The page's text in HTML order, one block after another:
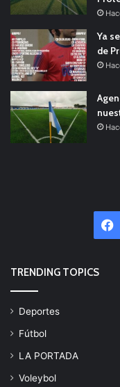
Ya
de
TRENDING TOPICS
Deportes
Fútbol
LA PORTADA
Voleybol